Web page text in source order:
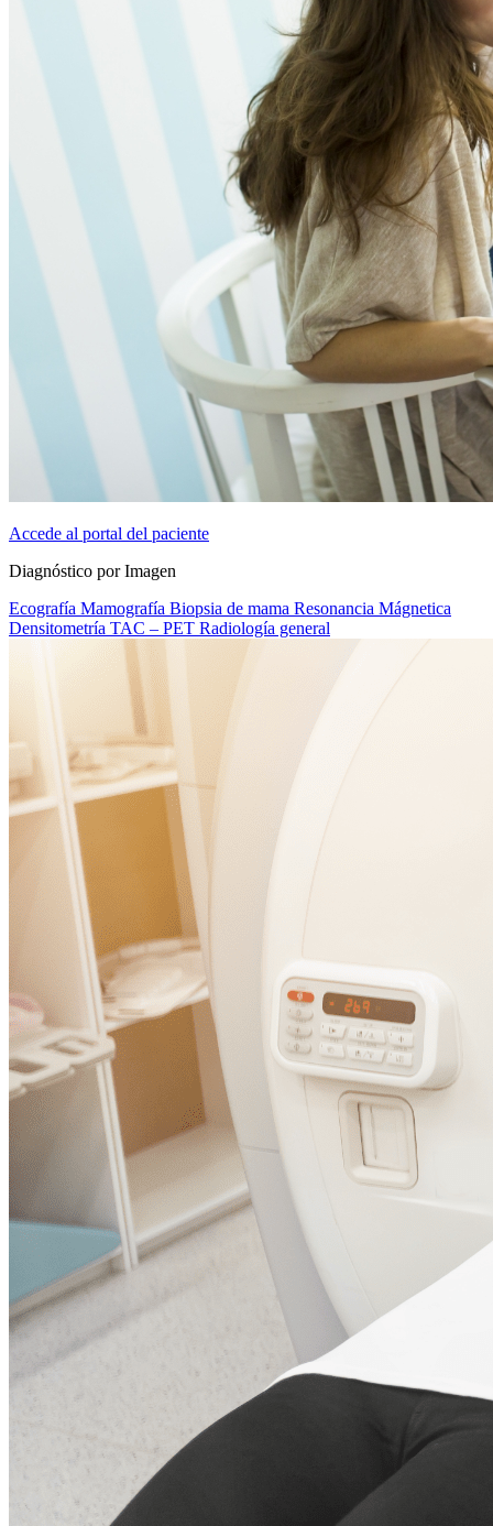
Accede al portal del paciente
Diagnóstico por Imagen
Ecografía Mamografía Biopsia de mama Resonancia Mágnetica
Densitometría TAC – PET Radiología general